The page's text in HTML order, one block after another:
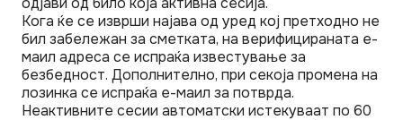
Кога ќе се изврши најава од уред кој претходно не
бил забележан за сметката, на верифицираната е-
маил адреса се испраќа известување за
безбедност. Дополнително, при секоја промена на
лозинка се испраќа е-маил за потврда.
Неактивните сесии автоматски истекуваат по 60